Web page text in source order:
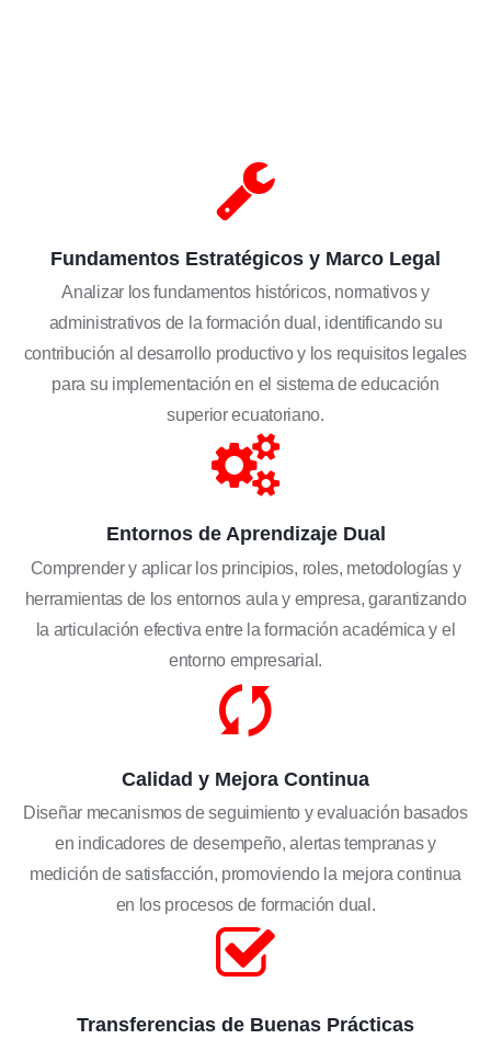
Fundamentos Estratégicos y Marco Legal
Analizar los fundamentos históricos, normativos y
administrativos de la formación dual, identificando su
contribución al desarrollo productivo y los requisitos legales
para su implementación en el sistema de educación
superior ecuatoriano.
Entornos de Aprendizaje Dual
Comprender y aplicar los principios, roles, metodologías y
herramientas de los entornos aula y empresa, garantizando
la articulación efectiva entre la formación académica y el
entorno empresarial.
Calidad y Mejora Continua
Diseñar mecanismos de seguimiento y evaluación basados
en indicadores de desempeño, alertas tempranas y
medición de satisfacción, promoviendo la mejora continua
en los procesos de formación dual.
Transferencias de Buenas Prácticas